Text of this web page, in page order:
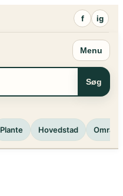
f ig
Menu
Søg
Plante Hovedstad Område